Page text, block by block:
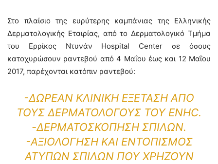
Στο πλαίσιο της ευρύτερης καμπάνιας της Ελληνικής
Δερματολογικής Εταιρίας, από το Δερματολογικό Τμήμα
του Ερρίκος Ντυνάν Hospital Center σε όσους
κατοχυρώσουν ραντεβού από 4 Μαΐου έως και 12 Μαΐου
2017, παρέχονται κατόπιν ραντεβού:
-ΔΩΡΕΆΝ ΚΛΙΝΙΚΉ ΕΞΈΤΑΣΗ ΑΠΌ
ΤΟΥΣ ΔΕΡΜΑΤΟΛΌΓΟΥΣ ΤΟΥ ENHC.
-ΔΕΡΜΑΤΟΣΚΌΠΗΣΗ ΣΠΊΛΩΝ.
-ΑΞΙΟΛΌΓΗΣΗ ΚΑΙ ΕΝΤΟΠΙΣΜΌΣ
ΆΤΥΠΩΝ ΣΠΊΛΩΝ ΠΟΥ ΧΡΉΖΟΥΝ